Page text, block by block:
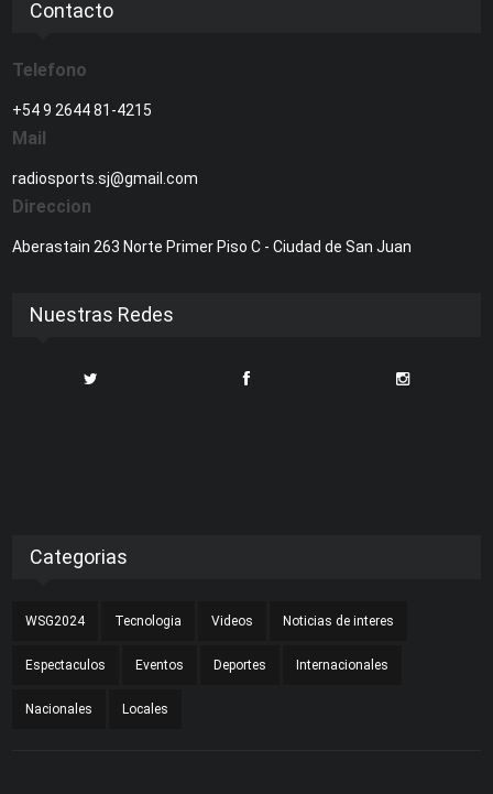
Contacto
Telefono
+54 9 2644 81-4215
Mail
radiosports.sj@gmail.com
Direccion
Aberastain 263 Norte Primer Piso C - Ciudad de San Juan
Nuestras Redes
Categorias
WSG2024 Tecnologia Videos Noticias de interes
Espectaculos Eventos Deportes Internacionales
Nacionales Locales